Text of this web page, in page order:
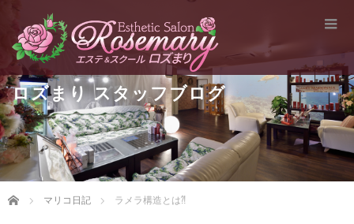
ロズまり スタッフブログ
Home マリコ日記 ラメラ構造とは⁈